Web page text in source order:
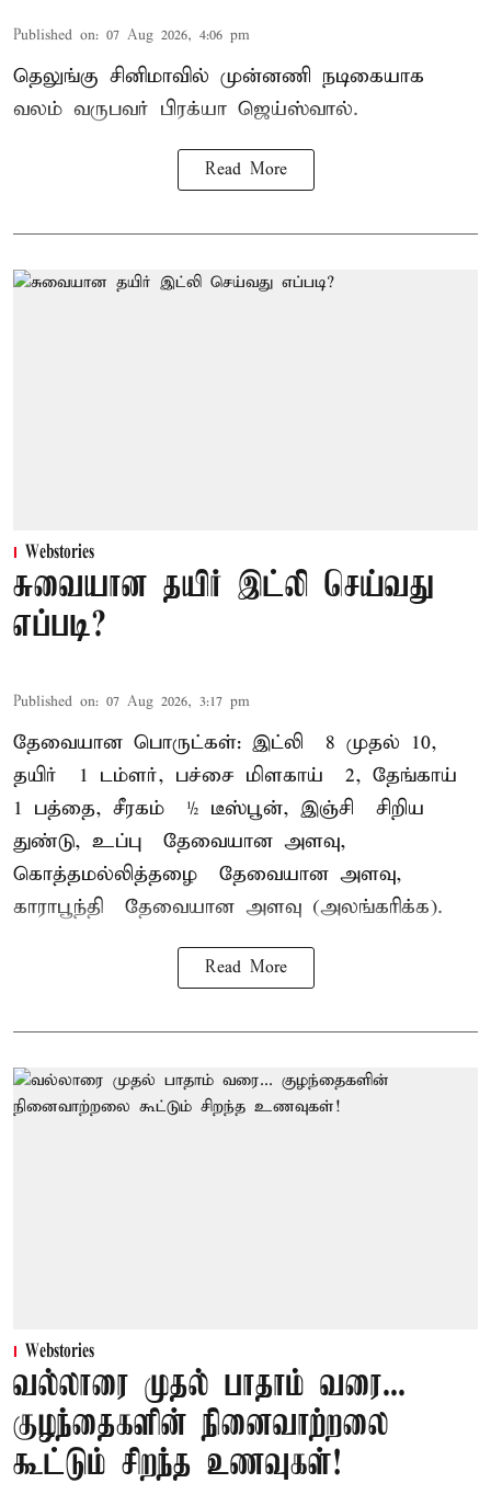
Published on: 07 Aug 2026, 4:06 pm
தெலுங்கு சினிமாவில் முன்னணி நடிகையாக
வலம் வருபவர் பிரக்யா ஜெய்ஸ்வால்.
Read More
Webstories
சுவையான தயிர் இட்லி செய்வது
எப்படி?
Published on: 07 Aug 2026, 3:17 pm
தேவையான பொருட்கள்: இட்லி – 8 முதல் 10,
தயிர் – 1 டம்ளர், பச்சை மிளகாய் – 2, தேங்காய் –
1 பத்தை, சீரகம் – ½ டீஸ்பூன், இஞ்சி – சிறிய
துண்டு, உப்பு – தேவையான அளவு,
கொத்தமல்லித்தழை – தேவையான அளவு,
காராபூந்தி – தேவையான அளவு (அலங்கரிக்க).
Read More
Webstories
வல்லாரை முதல் பாதாம் வரை...
குழந்தைகளின் நினைவாற்றலை
கூட்டும் சிறந்த உணவுகள்!